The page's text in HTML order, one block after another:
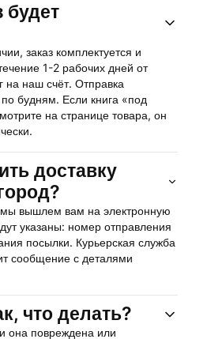
будет
заказ комплектуется и
1-2 рабочих дней от
на наш счёт. Отправка
будням. Если книга «под
на странице товара, он
доставку
мы вышлем вам на электронную
указаны: номер отправления
посылки. Курьерская служба
сообщение с деталями
что делать?
она повреждена или